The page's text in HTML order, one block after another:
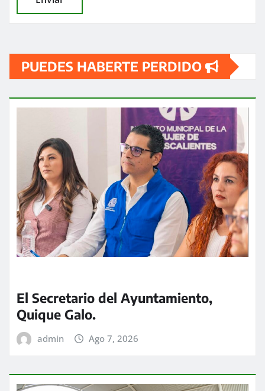
PUEDES HABERTE PERDIDO
El Secretario del Ayuntamiento,
Quique Galo.
admin Ago 7, 2026